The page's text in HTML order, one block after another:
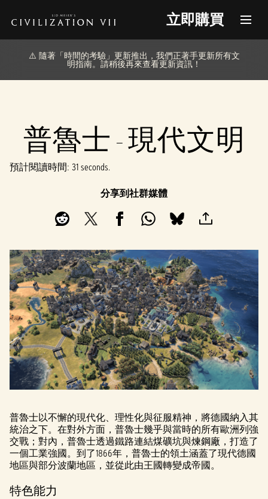
立即購買
⚠️ 隨著「時間的考驗」更新推出，我們正著手更新所有文
明指南。請稍後再來查看更新資訊！
普魯士 - 現代文明
預計閱讀時間 31 seconds
分享到社群媒體
普魯士以不懈的現代化、理性化與征服精神，將德國納入其
統治之下。在對外方面，普魯士幾乎與當時的所有歐洲列強
交戰；對內，普魯士透過鐵路連結煤礦坑與煉鋼廠，打造了
一個工業強國。到了1866年，普魯士的領土涵蓋了現代德國
地區與部分波蘭地區，並從此由王國轉變成帝國。
特色能力